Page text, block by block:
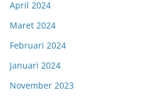
April 2024
Maret 2024
Februari 2024
Januari 2024
November 2023